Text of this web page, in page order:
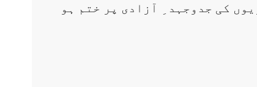
کی جدوجہد ِ آزادی پر ختم ہو